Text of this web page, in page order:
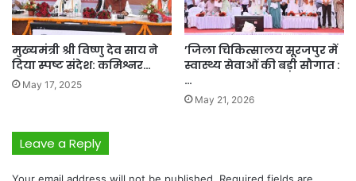
मुख्यमंत्री श्री विष्णु देव साय ने
दिया स्पष्ट संदेश: कमिश्नर…
May 17, 2025
’जिला चिकित्सालय सूरजपुर में
स्वास्थ्य सेवाओं की बड़ी सौगात :
…
May 21, 2026
Leave a Reply